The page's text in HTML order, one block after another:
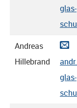
glas-
Andreas
Hillebrand
glas-